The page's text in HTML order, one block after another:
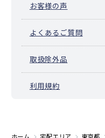
お客様の声
よくあるご質問
取扱除外品
利用規約
ホーム 宅配エリア 東京都